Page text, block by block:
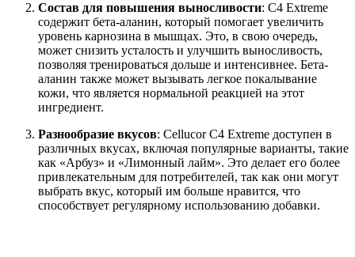
Состав для повышения выносливости: C4 Extreme
содержит бета-аланин, который помогает увеличить
уровень карнозина в мышцах. Это, в свою очередь,
может снизить усталость и улучшить выносливость,
позволяя тренироваться дольше и интенсивнее. Бета-
аланин также может вызывать легкое покалывание
кожи, что является нормальной реакцией на этот
ингредиент.
Разнообразие вкусов: Cellucor C4 Extreme доступен в
различных вкусах, включая популярные варианты, такие
как «Арбуз» и «Лимонный лайм». Это делает его более
привлекательным для потребителей, так как они могут
выбрать вкус, который им больше нравится, что
способствует регулярному использованию добавки.